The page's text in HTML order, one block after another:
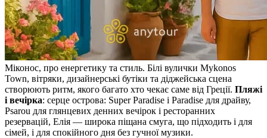
Міконос, про енергетику та стиль. Білі вулички Mykonos
Town, вітряки, дизайнерські бутіки та діджейська сцена
створюють ритм, якого багато хто чекає саме від Греції. Пляжі
і вечірка: серце острова: Super Paradise і Paradise для драйву,
Psarou для глянцевих денних вечірок і ресторанних
резервацій, Елія — широка піщана смуга, що підходить і для
сімей, і для спокійного дня без гучної музики.